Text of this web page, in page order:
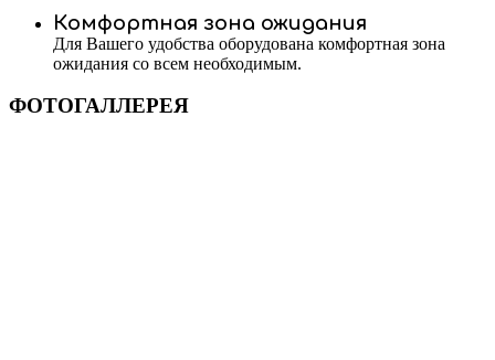
Комфортная зона ожидания
Для Вашего удобства оборудована комфортная зона
ожидания со всем необходимым.
ФОТОГАЛЛЕРЕЯ